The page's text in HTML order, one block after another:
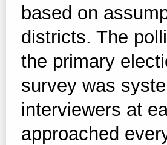
based on
districts. The
the primary
survey was
interviewers at
approached